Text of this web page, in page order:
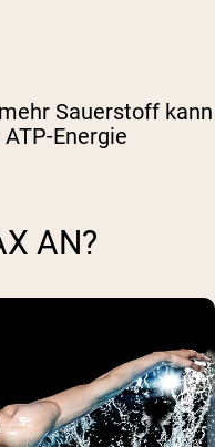
Sauerstoff kann
Energie
AN?